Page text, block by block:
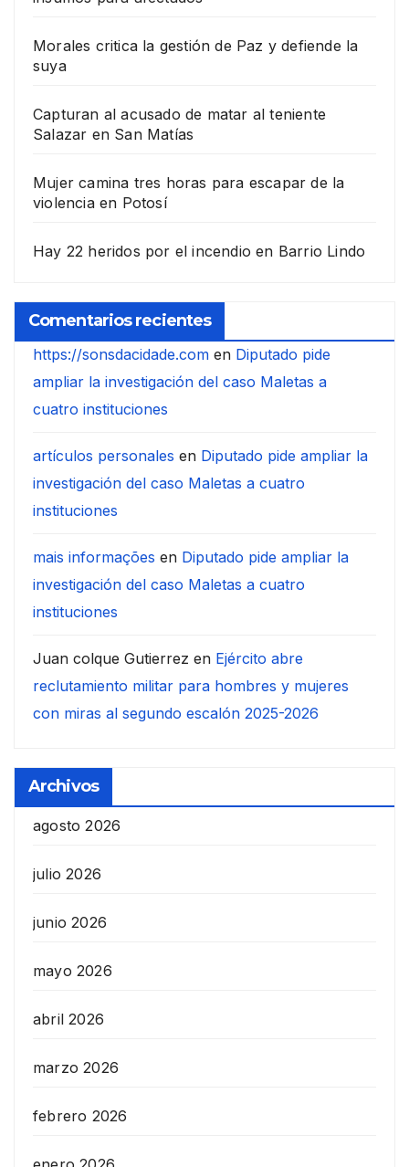
Morales critica la gestión de Paz y defiende la
suya
Capturan al acusado de matar al teniente
Salazar en San Matías
Mujer camina tres horas para escapar de la
violencia en Potosí
Hay 22 heridos por el incendio en Barrio Lindo
Comentarios recientes
https://sonsdacidade.com en Diputado pide
ampliar la investigación del caso Maletas a
cuatro instituciones
artículos personales en Diputado pide ampliar la
investigación del caso Maletas a cuatro
instituciones
mais informações en Diputado pide ampliar la
investigación del caso Maletas a cuatro
instituciones
Juan colque Gutierrez en Ejército abre
reclutamiento militar para hombres y mujeres
con miras al segundo escalón 2025-2026
Archivos
agosto 2026
julio 2026
junio 2026
mayo 2026
abril 2026
marzo 2026
febrero 2026